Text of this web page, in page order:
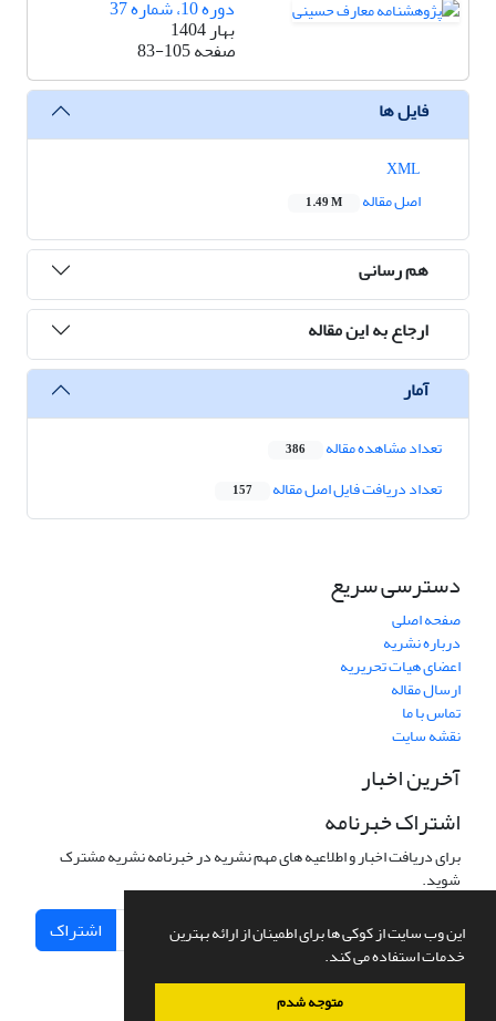
این وب سایت از کوکی ها برای اطمینان از ارائه بهترین
خدمات استفاده می کند.
متوجه شدم
دوره 10، شماره 37
بهار 1404
صفحه83-105
فایل ها
اصل مقاله
1.49 M
هم رسانی
ارجاع به این مقاله
آمار
تعداد مشاهده مقاله 386
تعداد دریافت فایل اصل مقاله 157
دسترسی سریع
صفحه اصلی
درباره نشریه
اعضای هیات تحریریه
ارسال مقاله
تماس با ما
نقشه سایت
آخرین اخبار
اشتراک خبرنامه
برای دریافت اخبار و اطلاعیه های مهم نشریه در خبرنامه نشریه مشترک
شوید.
اشتراک